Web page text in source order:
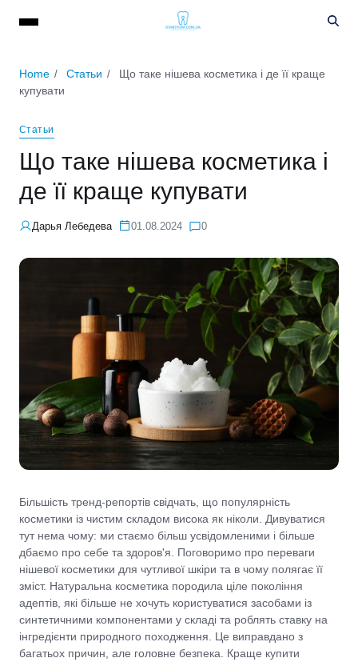
Home Статьи
Що таке нішева косметика і де її краще
купувати
Статьи
Що таке нішева косметика і
де її краще купувати
Дарья Лебедева 01.08.2024 0
Більшість тренд-репортів свідчать, що популярність
косметики із чистим складом висока як ніколи. Дивуватися
тут нема чому: ми стаємо більш усвідомленими і більше
дбаємо про себе та здоров'я. Поговоримо про переваги
нішевої косметики для чутливої шкіри та в чому полягає її
зміст. Натуральна косметика породила ціле покоління
адептів, які більше не хочуть користуватися засобами із
синтетичними компонентами у складі та роблять ставку на
інгредієнти природного походження. Це виправдано з
багатьох причин, але головне безпека. Краще купити